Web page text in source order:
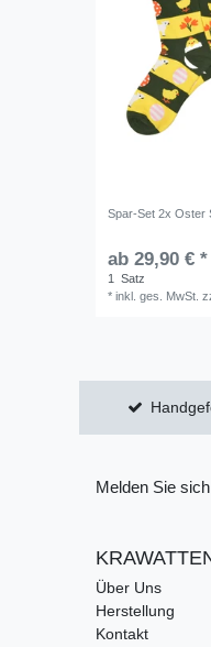
Spar-Set 2x Oster
ab 29,90 € *
1
Satz
*inkl. ges. MwSt.
Melden Sie
Über Uns
Herstellung
Kontakt